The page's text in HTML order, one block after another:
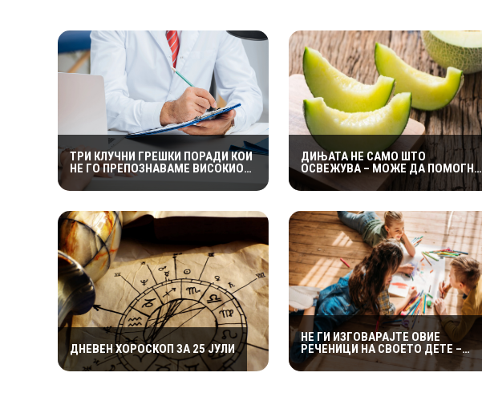
ТРИ КЛУЧНИ ГРЕШКИ ПОРАДИ КОИ
НЕ ГО ПРЕПОЗНАВАМЕ ВИСОКИОТ
КРВЕН ПРИТИСОК
ДИЊАТА НЕ САМО ШТО
ОСВЕЖУВА – МОЖЕ ДА ПОМОГНЕ
И ПРОТИВ ЗАДРЖУВАЊЕ
ТЕЧНОСТИ
ДНЕВЕН ХОРОСКОП ЗА 25 ЈУЛИ
НЕ ГИ ИЗГОВАРАЈТЕ ОВИЕ
РЕЧЕНИЦИ НА СВОЕТО ДЕТЕ –
МОЖАТ ДА ОСТАВАТ ТРАЈНИ
ПОСЛЕДИЦИ